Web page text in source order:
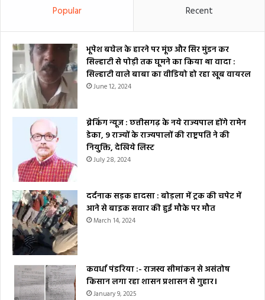
Popular Recent
भूपेश बघेल के हारने पर मूंछ और सिर मुंडन कर
सिल्हाटी से पोड़ी तक घूमने का किया था वादा :
सिल्हाटी वाले बाबा का वीडियो हो रहा खूब वायरल
June 12, 2024
ब्रेकिंग न्यूज : छत्तीसगढ़ के नये राज्यपाल होंगे रामेन
डेका, 9 राज्यों के राज्यपालों की राष्ट्रपति ने की
नियुक्ति, देखिये लिस्ट
July 28, 2024
दर्दनाक सड़क हादसा : बोड़ला में ट्रक की चपेट में
आने से बाइक सवार की हुई मौके पर मौत
March 14, 2024
कवर्धा पंडरिया :- राजस्व सीमांकन से असंतोष
किसान लगा रहा शासन प्रशासन से गुहार।
January 9, 2025